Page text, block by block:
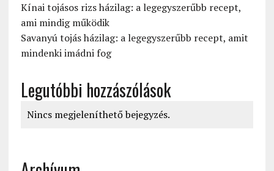
Kínai tojásos rizs házilag: a legegyszerűbb recept,
ami mindig működik
Savanyú tojás házilag: a legegyszerűbb recept, amit
mindenki imádni fog
Legutóbbi hozzászólások
Nincs megjeleníthető bejegyzés.